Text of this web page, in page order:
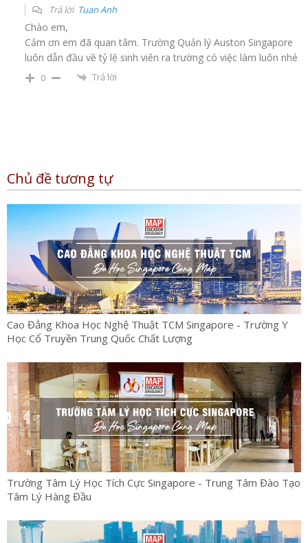
Trả lời Tuan Anh
Chào em,
Cảm ơn em đã quan tâm. Trường Quản lý Auston Singapore
luôn dẫn đầu về tỷ lệ sinh viên ra trường có việc làm luôn nhé
0 Trả lời
Chủ đề tương tự
Cao Đẳng Khoa Học Nghệ Thuật TCM Singapore - Trường Y
Học Cổ Truyền Trung Quốc Chất Lượng
Trường Tâm Lý Học Tích Cực Singapore - Trung Tâm Đào Tạo
Tâm Lý Hàng Đầu